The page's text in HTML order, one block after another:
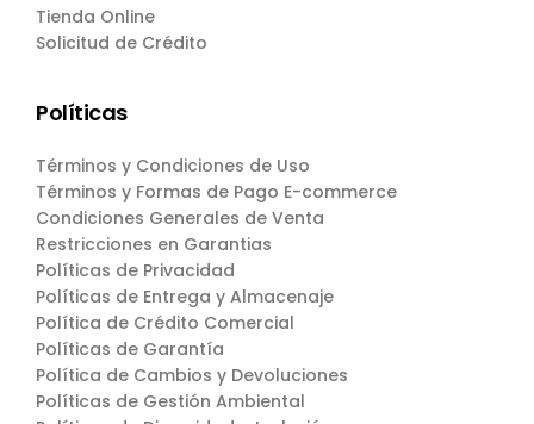
Tienda Online
Solicitud de Crédito
Políticas
Términos y Condiciones de Uso
Términos y Formas de Pago E-commerce
Condiciones Generales de Venta
Restricciones en Garantias
Políticas de Privacidad
Políticas de Entrega y Almacenaje
Política de Crédito Comercial
Políticas de Garantía
Política de Cambios y Devoluciones
Políticas de Gestión Ambiental